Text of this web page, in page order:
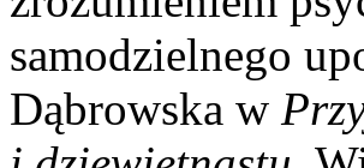
samodzielnego
Dąbrowska w